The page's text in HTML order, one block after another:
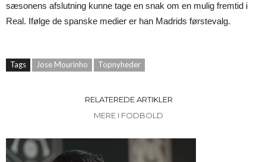
sæsonens afslutning kunne tage en snak om en mulig fremtid i
Real. Ifølge de spanske medier er han Madrids førstevalg.
Tags Jose Mourinho Topnyheder
RELATEREDE ARTIKLER
MERE I FODBOLD